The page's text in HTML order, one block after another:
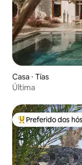
Casa ⋅ Tías
Última
Entre os melhores
Preferido dos